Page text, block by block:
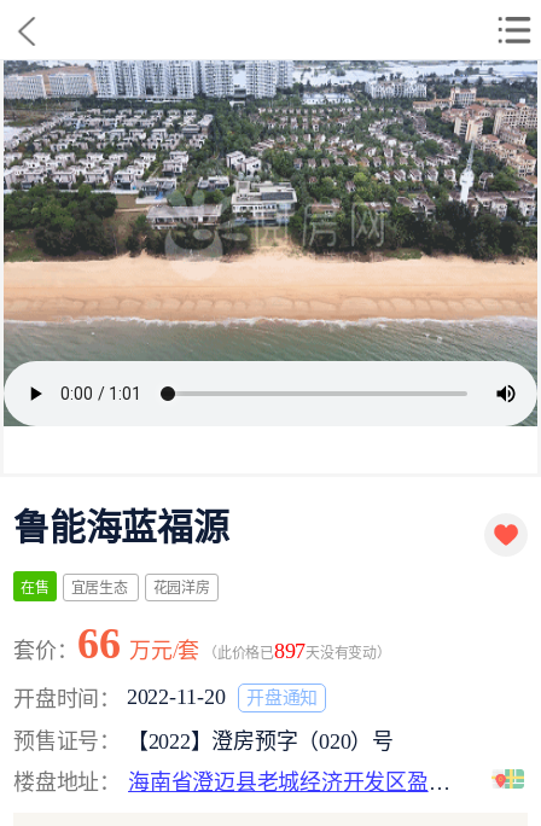
鲁能海蓝福源
在售 宜居生态 花园洋房
套价： 66 万元/套 （此价格已897天没有变动）
开盘时间： 2022-11-20 开盘通知
预售证号：
【2022】澄房预字（020）号
楼盘地址：
海南省澄迈县老城经济开发区盈滨半岛度假区